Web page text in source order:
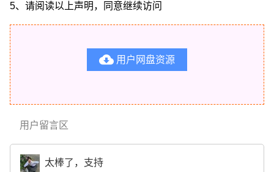
5、请阅读以上声明，同意继续访问
 用户网盘资源
用户留言区
太棒了，支持